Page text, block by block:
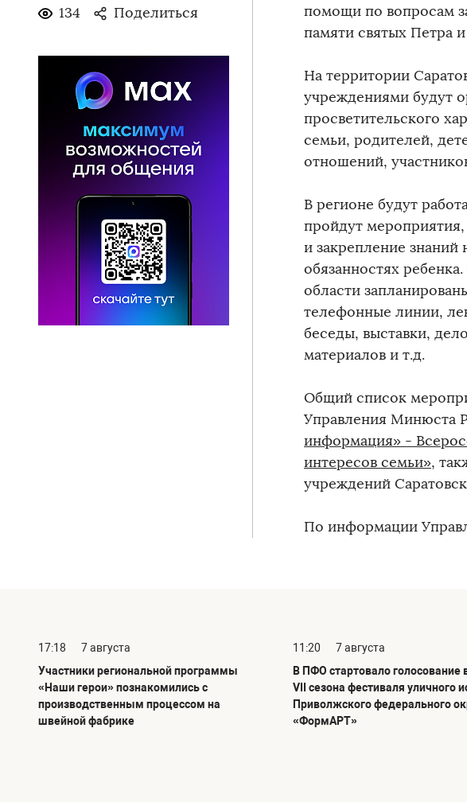
134 Поделиться
помощи по вопросам
памяти святых Петра
На территории
учреждениями будут
просветительского
семьи, родителей,
отношений,
В регионе будут
пройдут
и закрепление
обязанностях
области
телефонные линии,
беседы, выставки,
материалов и т.д.
Общий список
Управления Минюста
информация» -
интересов семьи»,
учреждений
По информации
17:18
7 августа
Участники региональной программы
«Наши герои» познакомились с
производственным процессом на
швейной фабрике
11:20
7 августа
В ПФО стартовало голосование
VII сезона фестиваля уличного
Приволжского федерального
«ФормАРТ»